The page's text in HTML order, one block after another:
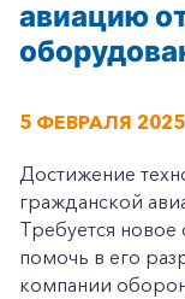
авиацию
5 ФЕВРАЛЯ 2025
Достижение
гражданской
Требуется
помочь в его
компании